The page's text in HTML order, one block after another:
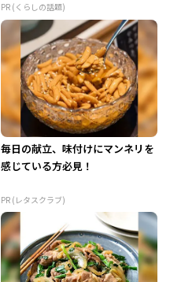
PR (くらしの話題)
毎日の献立、味付けにマンネリを
感じている方必見！
PR (レタスクラブ)